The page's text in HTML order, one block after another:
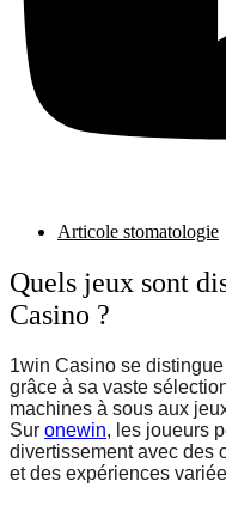
Articole stomatologie
Quels jeux sont
Casino ?
1win Casino se
grâce à sa vaste
machines à sous aux
Sur onewin, les joueurs
divertissement avec des
et des expériences